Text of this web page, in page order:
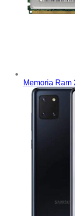
Memoria Ram